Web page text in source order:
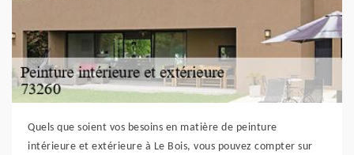
Quels que soient vos besoins en matière de peinture
intérieure et extérieure à Le Bois, vous pouvez compter sur